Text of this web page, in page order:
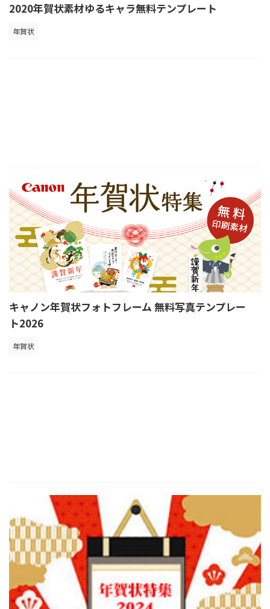
2020年賀状素材ゆるキャラ無料テンプレート
年賀状
キャノン年賀状フォトフレーム 無料写真テンプレー
ト2026
年賀状